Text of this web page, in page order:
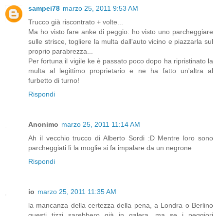
sampei78 marzo 25, 2011 9:53 AM
Trucco già riscontrato + volte...
Ma ho visto fare anke di peggio: ho visto uno parcheggiare
sulle strisce, togliere la multa dall'auto vicino e piazzarla sul
proprio parabrezza...
Per fortuna il vigile ke è passato poco dopo ha ripristinato la
multa al legittimo proprietario e ne ha fatto un'altra al
furbetto di turno!
Rispondi
Anonimo marzo 25, 2011 11:14 AM
Ah il vecchio trucco di Alberto Sordi :D Mentre loro sono
parcheggiati lì la moglie si fa impalare da un negrone
Rispondi
io marzo 25, 2011 11:35 AM
la mancanza della certezza della pena, a Londra o Berlino